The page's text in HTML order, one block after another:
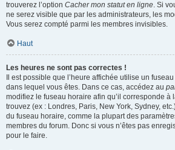
trouverez l’option Cacher mon statut en ligne. Si
ne serez visible que par les administrateurs, les
Vous serez compté parmi les membres invisibles.
Haut
Les heures ne sont pas correctes !
Il est possible que l’heure affichée utilise un
dans lequel vous êtes. Dans ce cas, accédez au
modifiez le fuseau horaire afin qu’il corresponde à
trouvez (ex : Londres, Paris, New York, Sydney,
du fuseau horaire, comme la plupart des
membres du forum. Donc si vous n’êtes pas
pour le faire.